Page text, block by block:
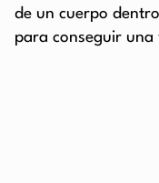
de un cuerpo
para conseguir una